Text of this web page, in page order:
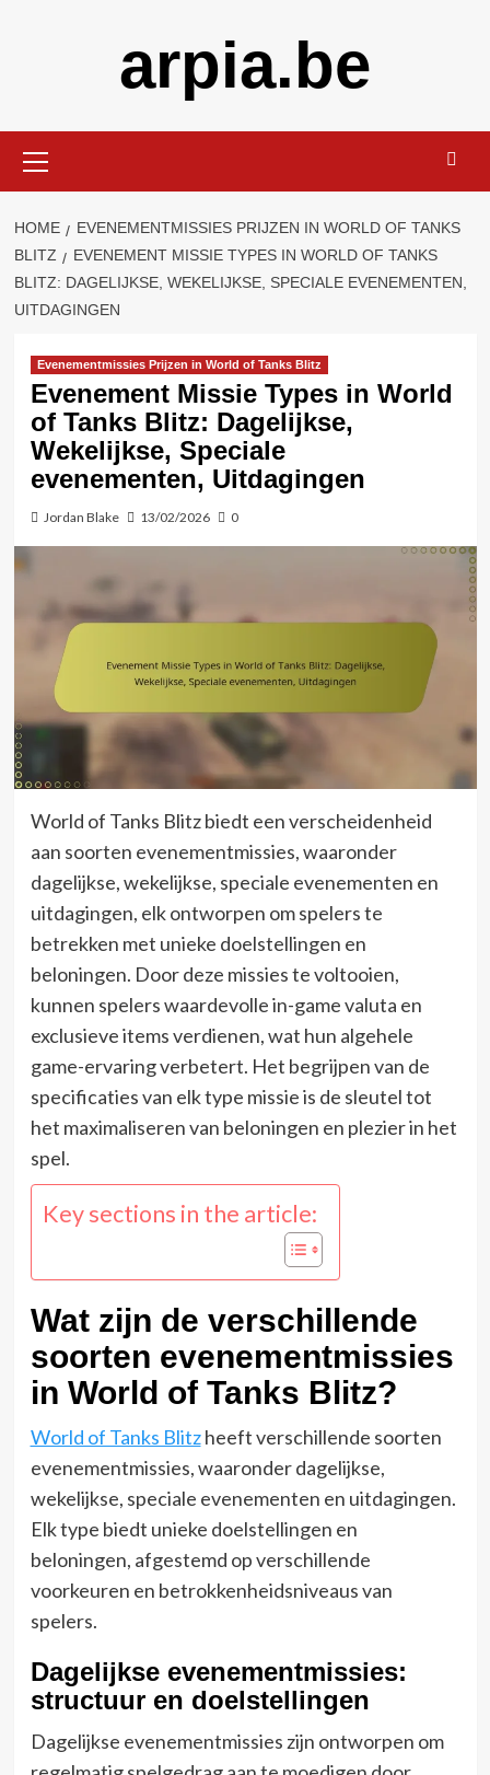
arpia.be
Menu
HOME
EVENEMENTMISSIES PRIJZEN IN WORLD OF TANKS
BLITZ
EVENEMENT MISSIE TYPES IN WORLD OF TANKS
BLITZ: DAGELIJKSE, WEKELIJKSE, SPECIALE EVENEMENTEN,
UITDAGINGEN
Evenementmissies Prijzen in World of Tanks Blitz
Evenement Missie Types in World
of Tanks Blitz: Dagelijkse,
Wekelijkse, Speciale
evenementen, Uitdagingen
Jordan Blake 13/02/2026 0
World of Tanks Blitz biedt een verscheidenheid
aan soorten evenementmissies, waaronder
dagelijkse, wekelijkse, speciale evenementen en
uitdagingen, elk ontworpen om spelers te
betrekken met unieke doelstellingen en
beloningen. Door deze missies te voltooien,
kunnen spelers waardevolle in-game valuta en
exclusieve items verdienen, wat hun algehele
game-ervaring verbetert. Het begrijpen van de
specificaties van elk type missie is de sleutel tot
het maximaliseren van beloningen en plezier in het
spel.
Key sections in the article:
Wat zijn de verschillende
soorten evenementmissies
in World of Tanks Blitz?
World of Tanks Blitzheeft verschillende soorten
evenementmissies, waaronder dagelijkse,
wekelijkse, speciale evenementen en uitdagingen.
Elk type biedt unieke doelstellingen en
beloningen, afgestemd op verschillende
voorkeuren en betrokkenheidsniveaus van
spelers.
Dagelijkse evenementmissies:
structuur en doelstellingen
Dagelijkse evenementmissies zijn ontworpen om